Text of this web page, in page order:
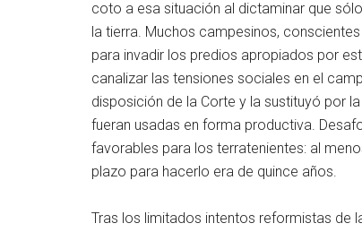
coto a esa situación al dictaminar que
la tierra. Muchos campesinos,
para invadir los predios apropiados por
canalizar las tensiones sociales en el
disposición de la Corte y la sustituyó por
fueran usadas en forma productiva.
favorables para los terratenientes: al
plazo para hacerlo era de quince años.
Tras los limitados intentos reformistas de